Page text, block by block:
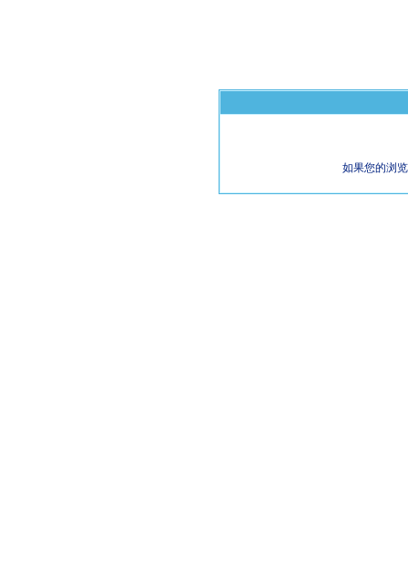
如果您的浏